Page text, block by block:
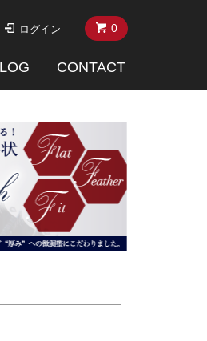
0
ログイン
CONTACT